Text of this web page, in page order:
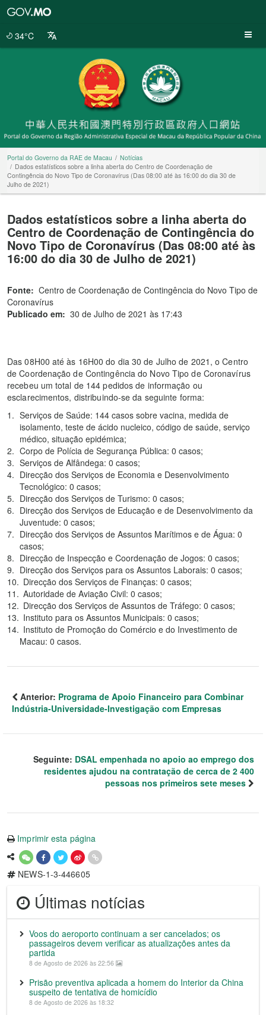
34°C
Portal do Governo da RAE de Macau
Notícias
Dados estatísticos sobre a linha aberta do Centro de Coordenação de
Contingência do Novo Tipo de Coronavírus (Das 08:00 até às 16:00 do dia 30 de
Julho de 2021)
Dados estatísticos sobre a linha aberta do
Centro de Coordenação de Contingência do
Novo Tipo de Coronavírus (Das 08:00 até às
16:00 do dia 30 de Julho de 2021)
Fonte: Centro de Coordenação de Contingência do Novo Tipo de
Coronavírus
Publicado em: 30 de Julho de 2021 às 17:43
Das 08H00 até às 16H00 do dia 30 de Julho de 2021, o Centro
de Coordenação de Contingência do Novo Tipo de Coronavírus
recebeu um total de 144 pedidos de informação ou
esclarecimentos, distribuindo-se da seguinte forma:
Serviços de Saúde: 144 casos sobre vacina, medida de
isolamento, teste de ácido nucleico, código de saúde, serviço
médico, situação epidémica;
Corpo de Polícia de Segurança Pública: 0 casos;
Serviços de Alfândega: 0 casos;
Direcção dos Serviços de Economia e Desenvolvimento
Tecnológico: 0 casos;
Direcção dos Serviços de Turismo: 0 casos;
Direcção dos Serviços de Educação e de Desenvolvimento da
Juventude: 0 casos;
Direcção dos Serviços de Assuntos Marítimos e de Água: 0
casos;
Direcção de Inspecção e Coordenação de Jogos: 0 casos;
Direcção dos Serviços para os Assuntos Laborais: 0 casos;
Direcção dos Serviços de Finanças: 0 casos;
Autoridade de Aviação Civil: 0 casos;
Direcção dos Serviços de Assuntos de Tráfego: 0 casos;
Instituto para os Assuntos Municipais: 0 casos;
Instituto de Promoção do Comércio e do Investimento de
Macau: 0 casos.
Anterior: Programa de Apoio Financeiro para Combinar
Indústria-Universidade-Investigação com Empresas
Seguinte: DSAL empenhada no apoio ao emprego dos
residentes ajudou na contratação de cerca de 2 400
pessoas nos primeiros sete meses
Imprimir esta página
NEWS-1-3-446605
Últimas notícias
Voos do aeroporto continuam a ser cancelados; os
passageiros devem verificar as atualizações antes da
partida
8 de Agosto de 2026 às 22:56
Prisão preventiva aplicada a homem do Interior da China
suspeito de tentativa de homicídio
8 de Agosto de 2026 às 18:32